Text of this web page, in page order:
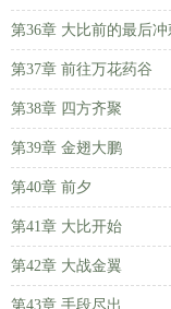
第36章 大比前的最后冲
第37章 前往万花药谷
第38章 四方齐聚
第39章 金翅大鹏
第40章 前夕
第41章 大比开始
第42章 大战金翼
第43章 手段尽出